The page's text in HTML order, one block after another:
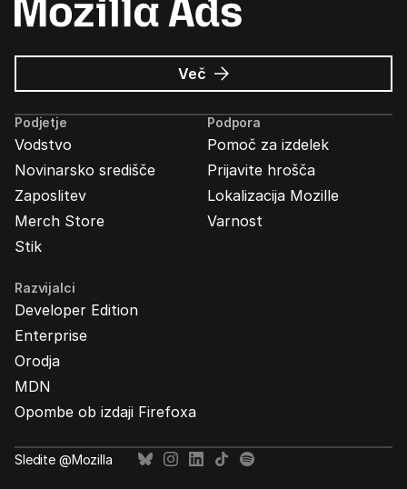
Več o
Oglasi
Mozilla
Podjetje
Vodstvo
Novinarsko središče
Zaposlitev
Merch Store
Stik
Podpora
Pomoč za izdelek
Prijavite hrošča
Lokalizacija Mozille
Varnost
Razvijalci
Developer Edition
Enterprise
Orodja
MDN
Opombe ob izdaji Firefoxa
Sledite @Mozilla